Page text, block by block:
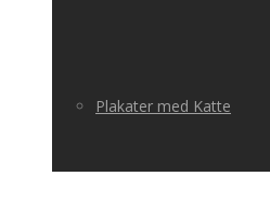
Plakater med Katte